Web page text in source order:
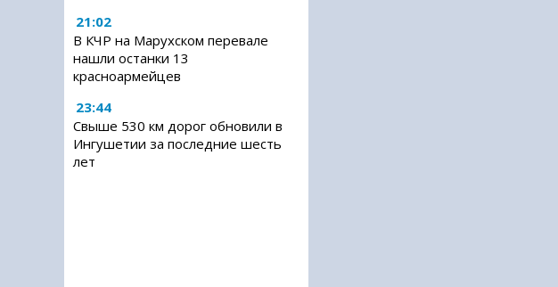
21:02
В КЧР на Марухском перевале
нашли останки 13
красноармейцев
23:44
Свыше 530 км дорог обновили в
Ингушетии за последние шесть
лет